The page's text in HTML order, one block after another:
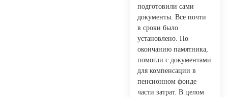
подготовили сами
документы. Все почти
в сроки было
установлено. По
окончанию памятника,
помогли с документами
для компенсации в
пенсионном фонде
части затрат. В целом